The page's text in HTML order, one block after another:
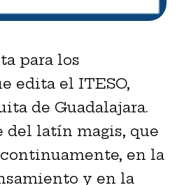
para los
edita el ITESO,
de Guadalajara.
del latín magis, que
en la
y en la